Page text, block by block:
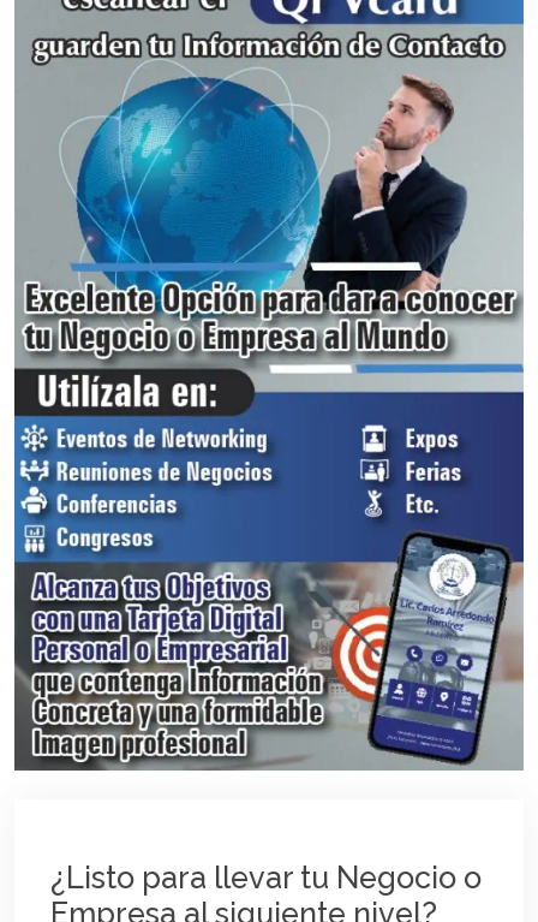
¿Listo para llevar tu Negocio o
Empresa al siguiente nivel?